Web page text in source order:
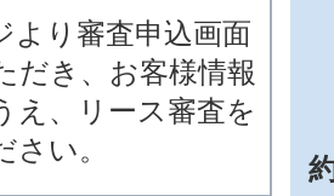
より審査申込画面
だき、お客様情報
え、リース審査を
さい。